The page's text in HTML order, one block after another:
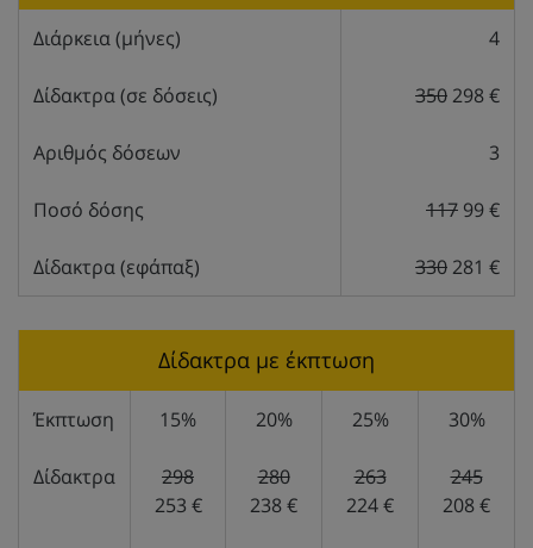
Διάρκεια (μήνες) 4
Δίδακτρα (σε δόσεις) 350298 €
Αριθμός δόσεων 3
Ποσό δόσης 117 99 €
Δίδακτρα (εφάπαξ) 330281 €
Δίδακτρα με έκπτωση
Έκπτωση 15% 20% 25% 30%
Δίδακτρα
298
253 €
280
238 €
263
224 €
245
208 €